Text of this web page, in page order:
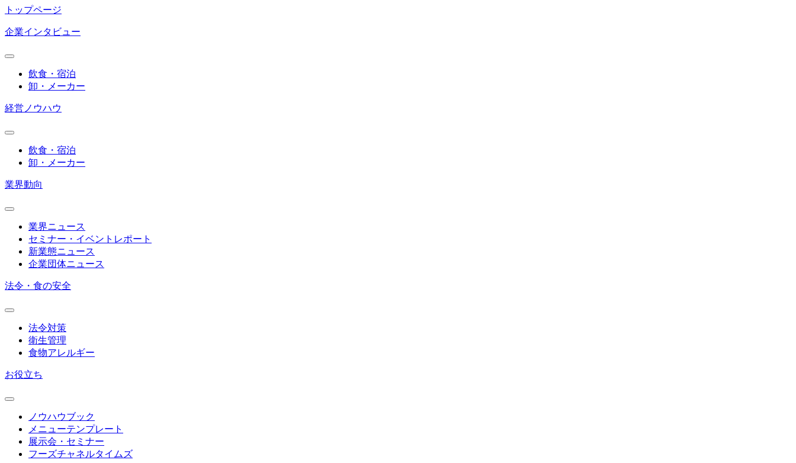
トップページ
企業インタビュー
飲食・宿泊
卸・メーカー
経営ノウハウ
飲食・宿泊
卸・メーカー
業界動向
業界ニュース
セミナー・イベントレポート
新業態ニュース
企業団体ニュース
法令・食の安全
法令対策
衛生管理
食物アレルギー
お役立ち
ノウハウブック
メニューテンプレート
展示会・セミナー
フーズチャネルタイムズ